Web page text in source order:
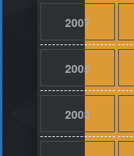
2007
2005
2003